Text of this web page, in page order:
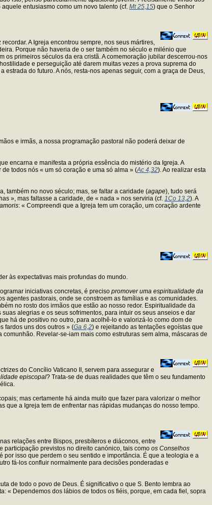
entusiasmo como um novo talento (cf. Mt 25,15) que o Senhor
A Igreja encontrou sempre, nos seus mártires,
Porque não haveria de o ser também no século e milénio que
os primeiros séculos da era cristã. A comemoração jubilar descerrou-nos
e perseguição até darem muitas vezes a prova suprema do
do futuro. A nós, resta-nos apenas seguir, com a graça de Deus,
e irmãs, a nossa programação pastoral não poderá deixar de
encarna e manifesta a própria essência do mistério da Igreja. A
de todos nós « um só coração e uma só alma » (Ac 4,32). Ao realizar esta
também no novo século; mas, se faltar a caridade (agape), tudo será
», mas faltasse a caridade, de « nada » nos serviria (cf. 1Co 13,2). A
: « Compreendi que a Igreja tem um coração, um coração ardente
às expectativas mais profundas do mundo.
iniciativas concretas, é preciso promover uma espiritualidade da
agentes pastorais, onde se constroem as famílias e as comunidades.
no rosto dos irmãos que estão ao nosso redor. Espiritualidade da
alegrias e os seus sofrimentos, para intuir os seus anseios e dar
há de positivo no outro, para acolhê-lo e valorizá-lo como dom de
fardos uns dos outros » (Ga 6,2) e rejeitando as tentações egoístas que
Revelar-se-iam mais como estruturas sem alma, máscaras de
do Concílio Vaticano II, servem para assegurar e
episcopal? Trata-se de duas realidades que têm o seu fundamento
mas certamente há ainda muito que fazer para valorizar o melhor
a Igreja tem de enfrentar nas rápidas mudanças do nosso tempo.
relações entre Bispos, presbíteros e diáconos, entre
participação previstos no direito canónico, tais como os Conselhos
isso que perdem o seu sentido e importância. É que a teologia e a
fá-los confluir normalmente para decisões ponderadas e
de todo o povo de Deus. É significativo o que S. Bento lembra ao
« Dependemos dos lábios de todos os fiéis, porque, em cada fiel, sopra